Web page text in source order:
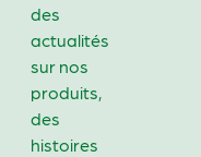
des
actualités
sur nos
produits,
des
histoires